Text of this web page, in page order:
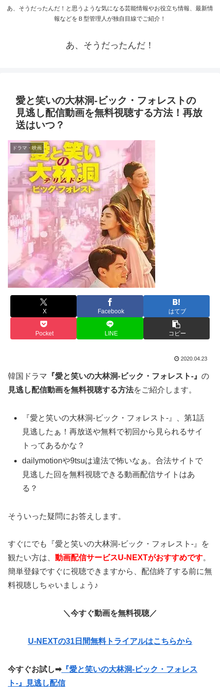
あ、そうだったんだ！と思うような気になる芸能情報やお役立ち情報、最新情
報などをＢ型管理人が独自目線でご紹介！
あ、そうだったんだ！
愛と笑いの大林洞-ビック・フォレストの
見逃し配信動画を無料視聴する方法！再放
送はいつ？
ドラマ・映画
X Facebook はてブ
Pocket LINE コピー
2020.04.23
韓国ドラマ 『愛と笑いの大林洞-ビック・フォレスト-』 の
見逃し配信動画を無料視聴する方法をご紹介します。
『愛と笑いの大林洞-ビック・フォレスト-』、第1話
見逃したぁ！再放送や無料で初回から見られるサイ
トってあるかな？
dailymotionや9tsuは違法で怖いなぁ。合法サイトで
見逃した回を無料視聴できる動画配信サイトはあ
る？
そういった疑問にお答えします。
すぐにでも『愛と笑いの大林洞-ビック・フォレスト-』を
観たい方は、 動画配信サービスU-NEXTがおすすめです。
簡単登録ですぐに視聴できますから、配信終了する前に無
料視聴しちゃいましょう♪
＼今すぐ動画を無料視聴／
U-NEXTの31日間無料トライアルはこちらから
今すぐお試し➡『愛と笑いの大林洞-ビック・フォレス
ト-』見逃し配信